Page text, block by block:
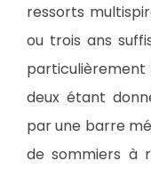
ressorts
ou trois ans
particulièrement
deux étant
par une barre
de sommiers à